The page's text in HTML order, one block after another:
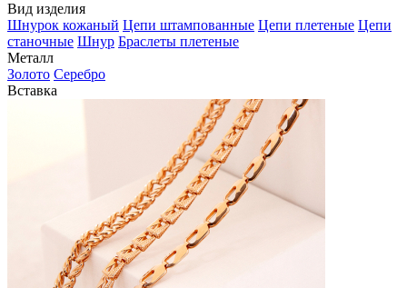
Вид изделия
Шнурок кожаный Цепи штампованные Цепи плетеные Цепи
станочные Шнур Браслеты плетеные
Металл
Золото Серебро
Вставка